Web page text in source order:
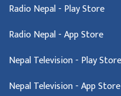
Radio Nepal - Play Store
Radio Nepal - App Store
Nepal Television - Play Store
Nepal Television - App Store